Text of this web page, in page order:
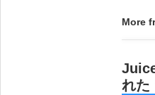
More
れた